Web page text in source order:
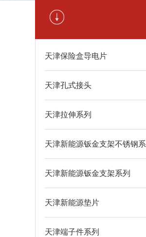
天津保险盒导电片
天津孔式接头
天津拉伸系列
天津新能源钣金支架不锈钢系
列
天津新能源钣金支架系列
天津新能源垫片
天津端子件系列